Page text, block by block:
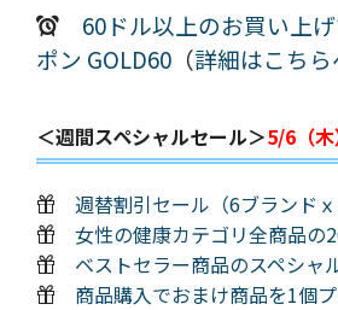
60ドル以上のお買い上
ポン GOLD60 （詳細はこちら
＜週間スペシャルセール＞5/6（
週替割引セール（6ブランドｘ
女性の健康カテゴリ全商品の
ベストセラー商品のスペシャ
商品購入でおまけ商品を1個